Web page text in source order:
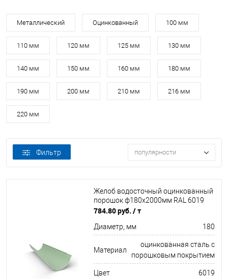
Металлический Оцинкованный 100 мм
110 мм 120 мм 125 мм 130 мм
140 мм 150 мм 160 мм 180 мм
190 мм 200 мм 210 мм 216 мм
220 мм
Фильтр популярности
Желоб водосточный оцинкованный
порошок ф180х2000мм RAL 6019
784.80 руб. / т
Диаметр, мм 180
Материал
оцинкованная сталь с
порошковым покрытием
Цвет 6019